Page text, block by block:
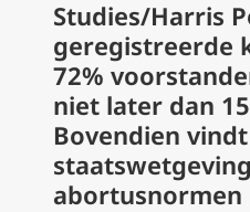
Studies/Harris
geregistreerde
72%
niet later dan
Bovendien
abortusnormen